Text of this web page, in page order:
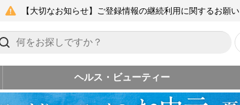
【大切なお知らせ】ご登録情報の継続利用に関するお願い
ヘルス・ビューティー